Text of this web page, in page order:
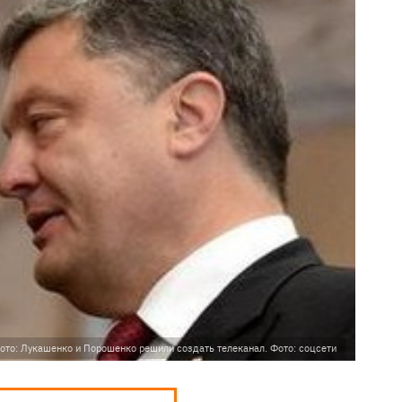
Лукашенко и Порошенко решили создать телеканал. Фото: соцсети